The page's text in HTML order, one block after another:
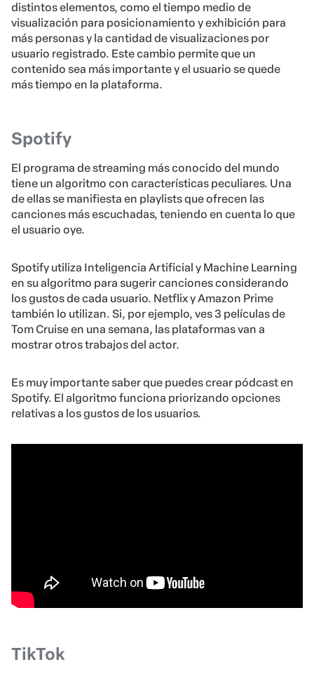
distintos elementos, como el tiempo medio de
visualización para posicionamiento y exhibición para
más personas y la cantidad de visualizaciones por
usuario registrado. Este cambio permite que un
contenido sea más importante y el usuario se quede
más tiempo en la plataforma.
Spotify
El programa de streaming más conocido del mundo
tiene un algoritmo con características peculiares. Una
de ellas se manifiesta en playlists que ofrecen las
canciones más escuchadas, teniendo en cuenta lo que
el usuario oye.
Spotify utiliza Inteligencia Artificial y Machine Learning
en su algoritmo para sugerir canciones considerando
los gustos de cada usuario. Netflix y Amazon Prime
también lo utilizan. Si, por ejemplo, ves 3 películas de
Tom Cruise en una semana, las plataformas van a
mostrar otros trabajos del actor.
Es muy importante saber que puedes crear pódcast en
Spotify. El algoritmo funciona priorizando opciones
relativas a los gustos de los usuarios.
TikTok